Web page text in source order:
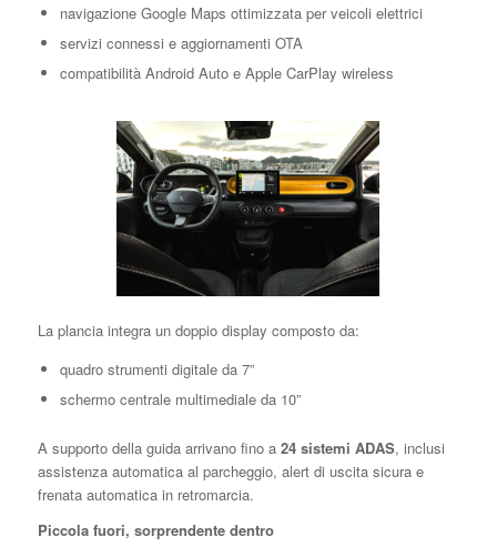
navigazione Google Maps ottimizzata per veicoli elettrici
servizi connessi e aggiornamenti OTA
compatibilità Android Auto e Apple CarPlay wireless
La plancia integra un doppio display composto da:
quadro strumenti digitale da 7”
schermo centrale multimediale da 10”
A supporto della guida arrivano fino a 24 sistemi ADAS, inclusi
assistenza automatica al parcheggio, alert di uscita sicura e
frenata automatica in retromarcia.
Piccola fuori, sorprendente dentro